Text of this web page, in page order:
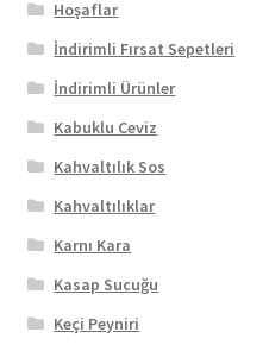
Hoşaflar
İndirimli Fırsat Sepetleri
İndirimli Ürünler
Kabuklu Ceviz
Kahvaltılık Sos
Kahvaltılıklar
Karnı Kara
Kasap Sucuğu
Keçi Peyniri